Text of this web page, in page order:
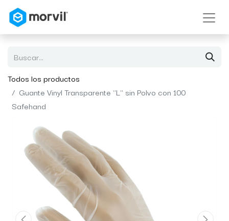
Todos los productos
Guante Vinyl Transparente "L" sin Polvo con 100
Safehand